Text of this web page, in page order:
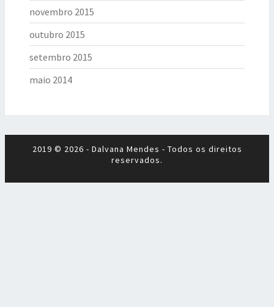
novembro 2015
outubro 2015
setembro 2015
maio 2014
2019 © 2026 - Dalvana Mendes - Todos os direitos
reservados.